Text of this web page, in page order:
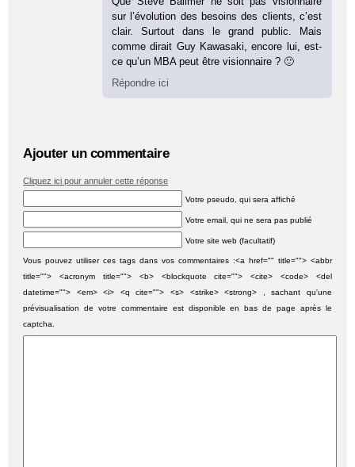
sur l’évolution des besoins des clients, c’est
clair. Surtout dans le grand public. Mais
comme dirait Guy Kawasaki, encore lui, est-
ce qu’un MBA peut être visionnaire ? 🙂
Répondre ici
Ajouter un commentaire
Cliquez ici pour annuler cette réponse
Votre pseudo, qui sera affiché
Votre email, qui ne sera pas publié
Votre site web (facultatif)
Vous pouvez utiliser ces tags dans vos commentaires :<a href="" title=""> <abbr
title=""> <acronym title=""> <b> <blockquote cite=""> <cite> <code> <del
datetime=""> <em> <i> <q cite=""> <s> <strike> <strong> , sachant qu'une
prévisualisation de votre commentaire est disponible en bas de page après le
captcha.